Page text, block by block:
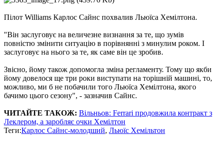
Пілот Williams Карлос Сайнс похвалив Льюїса Хемілтона.
"Він заслуговує на величезне визнання за те, що зумів
повністю змінити ситуацію в порівнянні з минулим роком. І
заслуговує на нього за те, як саме він це зробив.
Звісно, ​​йому також допомогла зміна регламенту. Тому що якби
йому довелося ще три роки виступати на торішній машині, то,
можливо, ми б не побачили того Льюїса Хемілтона, якого
бачимо цього сезону", - зазначив Сайнс.
ЧИТАЙТЕ ТАКОЖ: Вільньов: Ferrari продовжила контракт з
Леклером, а заробляє очки Хемілтон
Теги:Карлос Сайнс-молодший, Льюїс Хемільтон